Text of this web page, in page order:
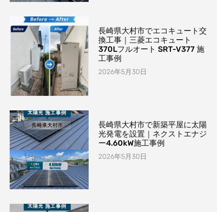
長崎県大村市でエコキュート交
換工事｜三菱エコキュート
370Lフルオート SRT-V377 施
工事例
2026年5月30日
長崎県大村市で新築平屋に太陽
光発電を設置｜ネクストエナジ
ー4.60kW施工事例
2026年5月30日